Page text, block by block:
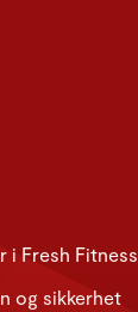
i Fresh Fitness
og sikkerhet